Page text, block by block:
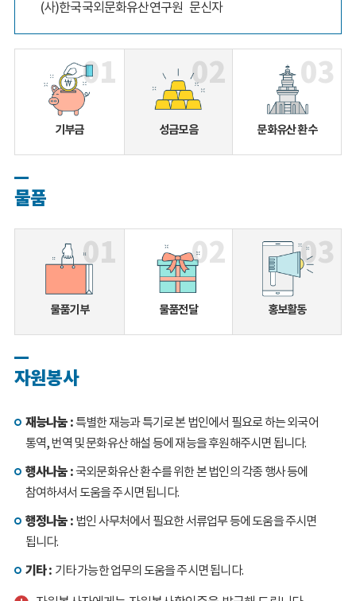
(사)한국국외문화유산연구원 문신자
01
기부금
02
성금모음
03
문화유산 환수
물품
01
물품기부
02
물품전달
03
홍보활동
자원봉사
재능나눔 :특별한 재능과 특기로 본 법인에서 필요로 하는 외국어
통역, 번역 및 문화유산 해설 등에 재능을 후원해주시면 됩니다.
행사나눔 :국외문화유산 환수를 위한 본 법인의 각종 행사 등에
참여하셔서 도움을 주시면 됩니다.
행정나눔 : 법인 사무처에서 필요한 서류업무 등에 도움을 주시면
됩니다.
기타 : 기타 가능한 업무의 도움을 주시면 됩니다.